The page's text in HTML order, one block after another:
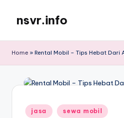
content
nsvr.info
Tersaji
Baik
Home » Rental Mobil – Tips Hebat Dari
Posted
jasa sewa mobil